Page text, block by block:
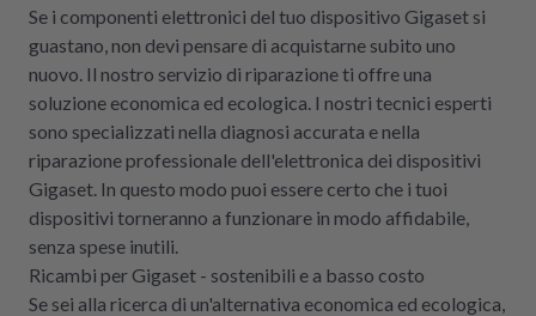
Se i componenti elettronici del tuo dispositivo Gigaset si
guastano, non devi pensare di acquistarne subito uno
nuovo. Il nostro servizio di riparazione ti offre una
soluzione economica ed ecologica. I nostri tecnici esperti
sono specializzati nella diagnosi accurata e nella
riparazione professionale dell'elettronica dei dispositivi
Gigaset. In questo modo puoi essere certo che i tuoi
dispositivi torneranno a funzionare in modo affidabile,
senza spese inutili.
Ricambi per Gigaset - sostenibili e a basso costo
Se sei alla ricerca di un'alternativa economica ed ecologica,